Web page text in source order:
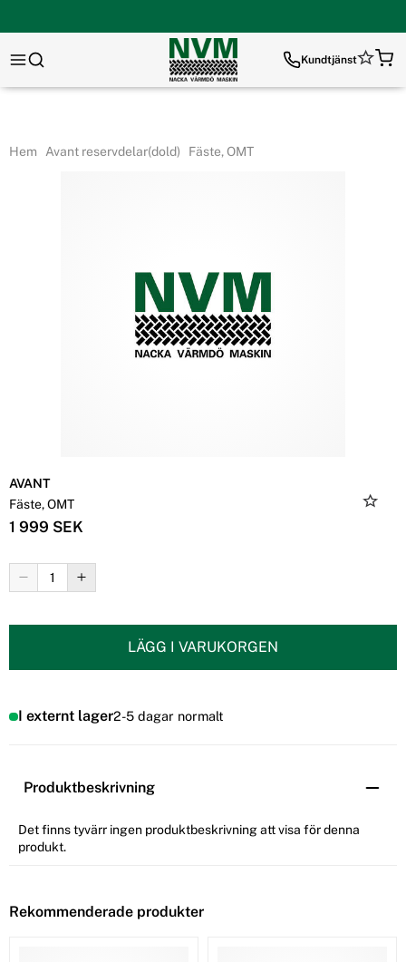
Kundtjänst
Hem Avant reservdelar(dold) Fäste, OMT
AVANT
Fäste, OMT
1 999 SEK
LÄGG I VARUKORGEN
I externt lager2-5 dagar normalt
Produktbeskrivning
Det finns tyvärr ingen produktbeskrivning att visa för denna
produkt.
Rekommenderade produkter